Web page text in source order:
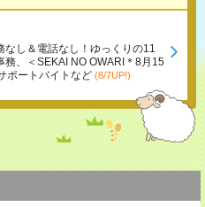
なし＆電話なし！ゆっくりの11
務、＜SEKAI NO OWARI＊8月15
ポートバイトなど (8/7UP!)